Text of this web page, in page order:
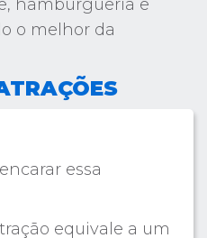
hamburgueria e
o melhor da
essa
equivale a um